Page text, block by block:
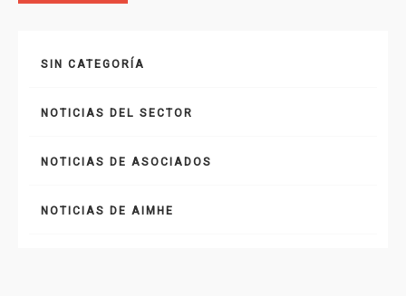
SIN CATEGORÍA
NOTICIAS DEL SECTOR
NOTICIAS DE ASOCIADOS
NOTICIAS DE AIMHE